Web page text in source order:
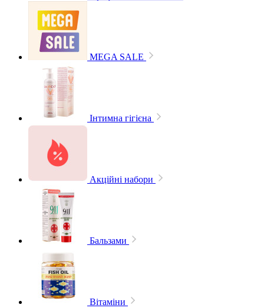
MEGA SALE
Інтимна гігієна
Акційні набори
Бальзами
Вітаміни